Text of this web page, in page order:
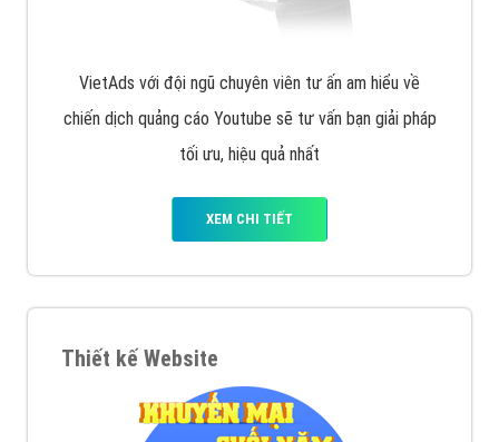
VietAds với đội ngũ chuyên viên tư ấn am hiểu về
chiến dịch quảng cáo Youtube sẽ tư vấn bạn giải pháp
tối ưu, hiệu quả nhất
XEM CHI TIẾT
Thiết kế Website